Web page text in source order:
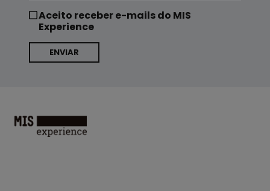
Aceito receber e-mails do MIS
Experience